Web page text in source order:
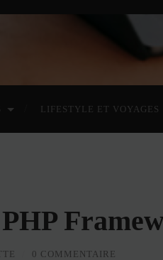
LIFESTYLE ET VOYAGES
0 COMMENTAIRE